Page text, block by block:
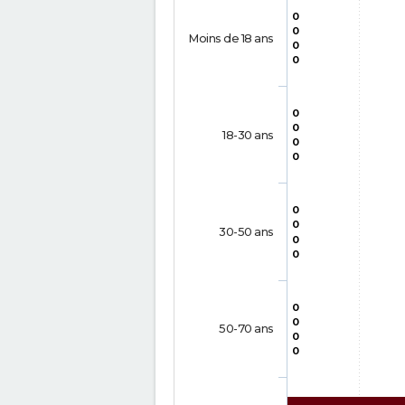
0
0
0
0
0
0
0
0
0
0
0
0
0
0
0
0
Moins de 18 ans
18-30 ans
30-50 ans
50-70 ans